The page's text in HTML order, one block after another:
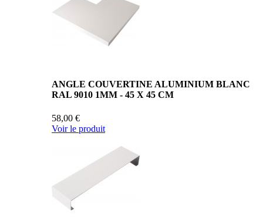
ANGLE COUVERTINE ALUMINIUM BLANC
RAL 9010 1MM - 45 X 45 CM
58,00 €
Voir le produit